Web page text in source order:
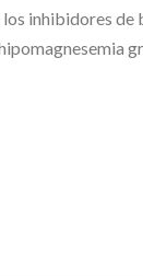
los inhibidores